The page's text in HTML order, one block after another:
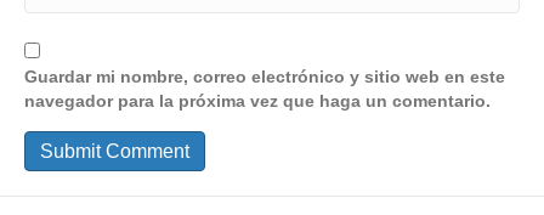
Guardar mi nombre, correo electrónico y sitio web en este
navegador para la próxima vez que haga un comentario.